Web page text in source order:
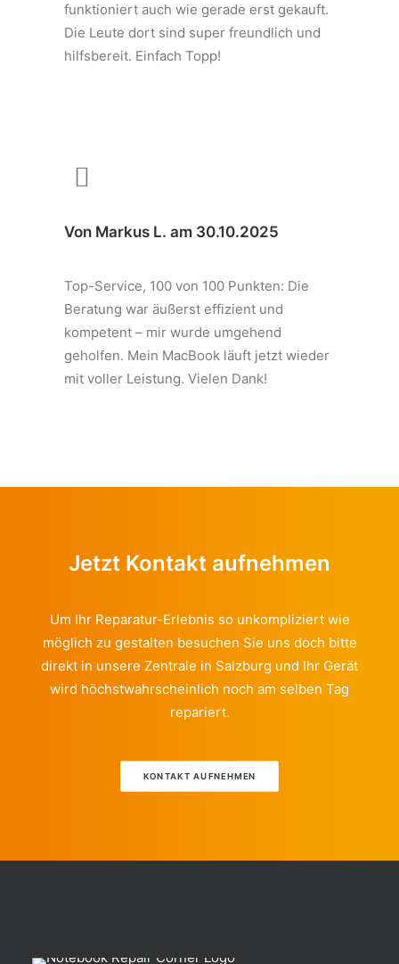
funktioniert auch wie gerade erst gekauft.
Die Leute dort sind super freundlich und
hilfsbereit. Einfach Topp!
Von Markus L. am 30.10.2025
Top-Service, 100 von 100 Punkten: Die
Beratung war äußerst effizient und
kompetent – mir wurde umgehend
geholfen. Mein MacBook läuft jetzt wieder
mit voller Leistung. Vielen Dank!
Jetzt Kontakt aufnehmen
Um Ihr Reparatur-Erlebnis so unkompliziert wie
möglich zu gestalten besuchen Sie uns doch bitte
direkt in unsere Zentrale in Salzburg und Ihr Gerät
wird höchstwahrscheinlich noch am selben Tag
repariert.
KONTAKT AUFNEHMEN